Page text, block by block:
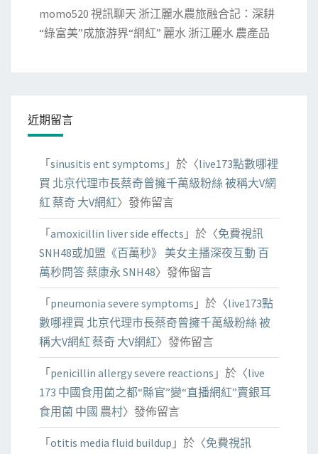
momo520 視訊聊天 浙江麗水農旅融合記：深耕
“綠富美”成旅游界“網紅” 麗水 浙江麗水 農產品
近期留言
「 sinusitis ent symptoms 」於〈live173點數哪裡
買 北京代理市長蔡奇曾擁千萬級粉絲 被稱大V網
紅 蔡奇 大V網紅〉發佈留言
「 amoxicillin liver side effects 」於〈免費視訊
SNH48或加盟《百萬秒》 美女主播深夜互動 百
萬秒問答 蔡康永 SNH48〉發佈留言
「 pneumonia severe symptoms 」於〈live173點
數哪裡買 北京代理市長蔡奇曾擁千萬級粉絲 被
稱大V網紅 蔡奇 大V網紅〉發佈留言
「 penicillin allergy severe reactions 」於〈live
173 中國食用菌之都“縣官”變“直播網紅”賣銀耳
食用菌 中國 農村〉發佈留言
「 otitis media fluid buildup 」於〈免費視訊